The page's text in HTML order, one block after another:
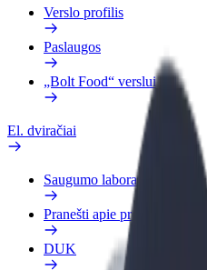
Verslo profilis
Paslaugos
„Bolt Food“ verslui
El. dviračiai
Saugumo laboratorija
Pranešti apie problemą
DUK